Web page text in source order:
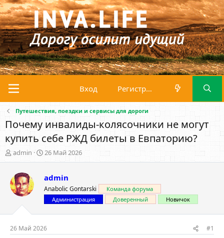
Вход Регистрация
Путешествия, поездки и сервисы для дороги
Почему инвалиды-колясочники не могут
купить себе РЖД билеты в Евпаторию?
А
в
о
р
т
м
ы
admin
Д
а
а
н
а
ч
а
л
а
26 Май 2026
admin
Anabolic Gontarski
Команда форума
Администрация
Доверенный Новичок
26 Май 2026 #1